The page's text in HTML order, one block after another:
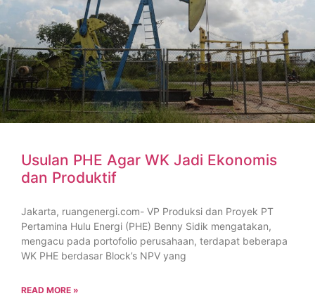
Usulan PHE Agar WK Jadi Ekonomis
dan Produktif
Jakarta, ruangenergi.com- VP Produksi dan Proyek PT
Pertamina Hulu Energi (PHE) Benny Sidik mengatakan,
mengacu pada portofolio perusahaan, terdapat beberapa
WK PHE berdasar Block’s NPV yang
READ MORE »